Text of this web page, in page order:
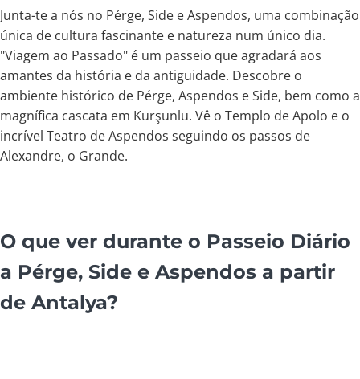
Junta-te a nós no Pérge, Side e Aspendos, uma combinação
única de cultura fascinante e natureza num único dia.
"Viagem ao Passado" é um passeio que agradará aos
amantes da história e da antiguidade. Descobre o
ambiente histórico de Pérge, Aspendos e Side, bem como a
magnífica cascata em Kurşunlu. Vê o Templo de Apolo e o
incrível Teatro de Aspendos seguindo os passos de
Alexandre, o Grande.
O que ver durante o Passeio Diário
a Pérge, Side e Aspendos a partir
de Antalya?